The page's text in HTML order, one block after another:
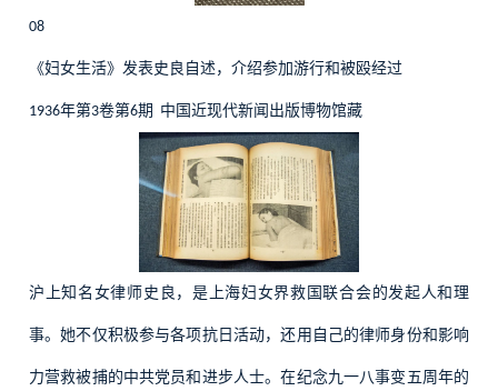
08
《妇女生活》发表史良自述，介绍参加游行和被殴经过
1936年第3卷第6期 中国近现代新闻出版博物馆藏
沪上知名女律师史良，是上海妇女界救国联合会的发起人和理
事。她不仅积极参与各项抗日活动，还用自己的律师身份和影响
力营救被捕的中共党员和进步人士。在纪念九一八事变五周年的